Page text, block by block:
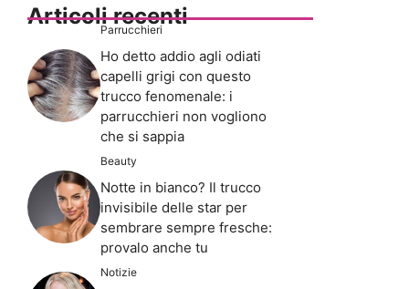
Articoli recenti
Parrucchieri
Ho detto addio agli odiati
capelli grigi con questo
trucco fenomenale: i
parrucchieri non vogliono
che si sappia
Beauty
Notte in bianco? Il trucco
invisibile delle star per
sembrare sempre fresche:
provalo anche tu
Notizie